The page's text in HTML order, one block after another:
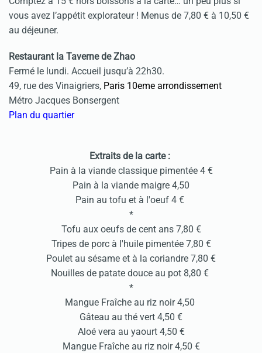
vous avez l’appétit explorateur ! Menus de 7,80 € à 10,50 €
au déjeuner.
Restaurant la Taverne de Zhao
Fermé le lundi. Accueil jusqu’à 22h30.
49, rue des Vinaigriers, Paris 10eme arrondissement
Métro Jacques Bonsergent
Plan du quartier
Extraits de la carte :
Pain à la viande classique pimentée 4 €
Pain à la viande maigre 4,50
Pain au tofu et à l'oeuf 4 €
*
Tofu aux oeufs de cent ans 7,80 €
Tripes de porc à l'huile pimentée 7,80 €
Poulet au sésame et à la coriandre 7,80 €
Nouilles de patate douce au pot 8,80 €
*
Mangue Fraîche au riz noir 4,50
Gâteau au thé vert 4,50 €
Aloé vera au yaourt 4,50 €
Mangue Fraîche au riz noir 4,50 €